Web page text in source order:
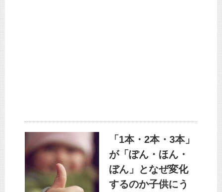
「1本・2本・3本」
が「ぽん・ほん・
ぼん」となぜ変化
するのか子供にう